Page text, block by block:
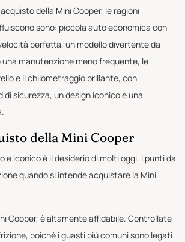
della Mini Cooper, le ragioni
sono: piccola auto economica con
perfetta, un modello divertente da
manutenzione meno frequente, le
e il chilometraggio brillante, con
sicurezza, un design iconico e una
della Mini Cooper
e iconico è il desiderio di molti oggi. I punti da
quando si intende acquistare la Mini
Cooper, è altamente affidabile. Controllate
poiché i guasti più comuni sono legati